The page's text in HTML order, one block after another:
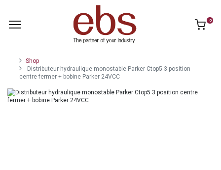
0
Shop
Distributeur hydraulique monostable Parker Ctop5 3 position
centre fermer + bobine Parker 24VCC